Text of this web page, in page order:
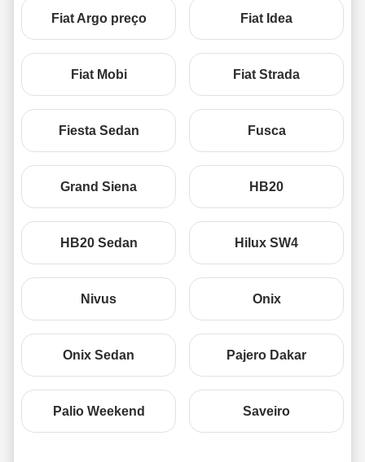
Fiat Argo preço Fiat Idea
Fiat Mobi Fiat Strada
Fiesta Sedan Fusca
Grand Siena HB20
HB20 Sedan Hilux SW4
Nivus Onix
Onix Sedan Pajero Dakar
Palio Weekend Saveiro